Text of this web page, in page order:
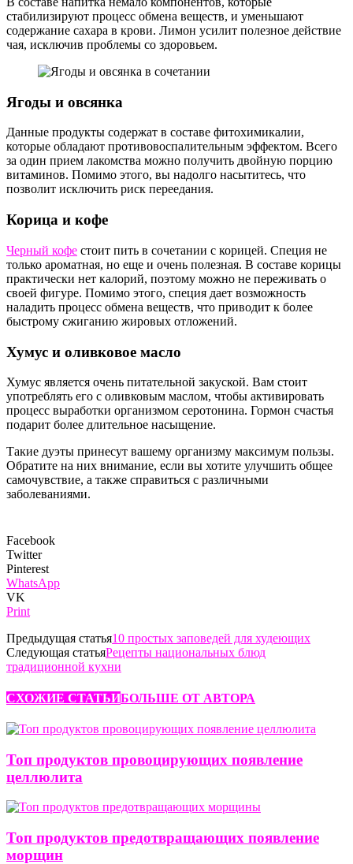
стабилизируют процесс обмена веществ, и уменьшают
содержание сахара в крови. Лимон усилит полезное действие
чая, исключив проблемы со здоровьем.
Ягоды и овсянка
Данные продукты содержат в составе фитохимикалии,
которые обладают противовоспалительным эффектом. Всего
за один прием лакомства можно получить двойную порцию
витаминов. Помимо этого, вы надолго насытитесь, что
позволит исключить риск переедания.
Корица и кофе
Черный кофе стоит пить в сочетании с корицей. Специя не
только ароматная, но еще и очень полезная. В составе корицы
практически нет калорий, поэтому можно не переживать о
своей фигуре. Помимо этого, специя дает возможность
наладить процесс обмена веществ, что приводит к более
быстрому сжиганию жировых отложений.
Хумус и оливковое масло
Хумус является очень питательной закуской. Вам стоит
употреблять его с оливковым маслом, чтобы активировать
процесс выработки организмом серотонина. Гормон счастья
подарит более длительное насыщение.
Такие дуэты принесут вашему организму максимум пользы.
Обратите на них внимание, если вы хотите улучшить общее
самочувствие, а также справиться с различными
заболеваниями.
Facebook
Twitter
Pinterest
WhatsApp
VK
Print
Предыдущая статья10 простых заповедей для худеющих
Следующая статьяРецепты национальных блюд
традиционной кухни
СХОЖИЕ СТАТЬИБОЛЬШЕ ОТ АВТОРА
Топ продуктов провоцирующих появление
целлюлита
Топ продуктов предотвращающих появление
морщин